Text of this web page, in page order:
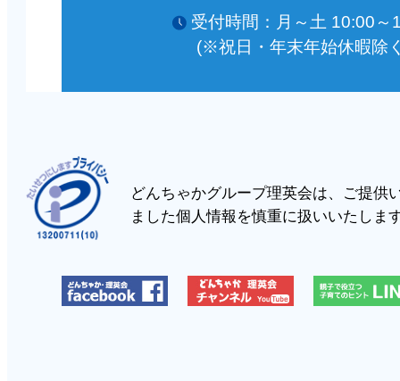
受付時間：月～土 10:00～
(※祝日・年末年始休暇除
どんちゃかグループ理英会は、ご提供
ました個人情報を慎重に扱いいたしま